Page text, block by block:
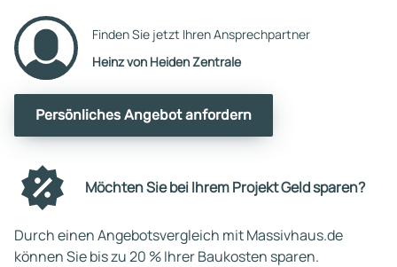
Finden Sie jetzt Ihren Ansprechpartner
Heinz von Heiden Zentrale
Persönliches Angebot anfordern
Möchten Sie bei Ihrem Projekt Geld sparen?
Durch einen Angebotsvergleich mit Massivhaus.de
können Sie bis zu 20 % Ihrer Baukosten sparen.